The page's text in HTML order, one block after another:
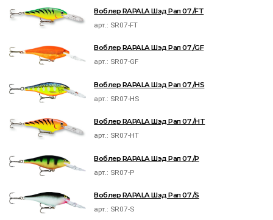
Воблер RAPALA Шэд Рап 07 /FT
арт.: SR07-FT
Воблер RAPALA Шэд Рап 07 /GF
арт.: SR07-GF
Воблер RAPALA Шэд Рап 07 /HS
арт.: SR07-HS
Воблер RAPALA Шэд Рап 07 /HT
арт.: SR07-HT
Воблер RAPALA Шэд Рап 07 /P
арт.: SR07-P
Воблер RAPALA Шэд Рап 07 /S
арт.: SR07-S